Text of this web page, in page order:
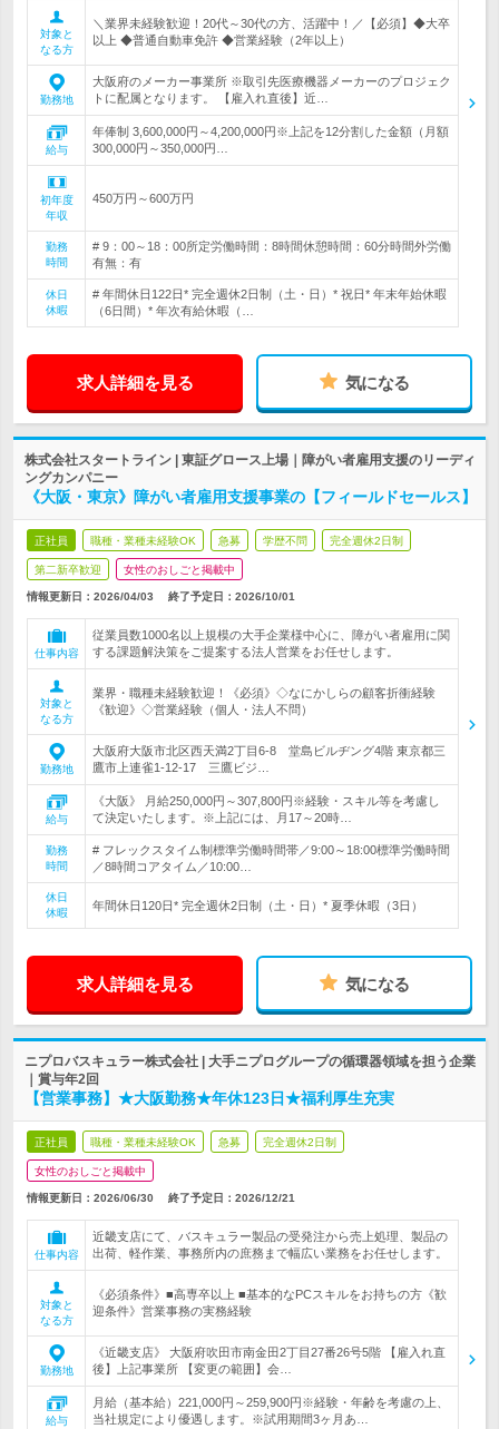
対象と
なる方
＼業界未経験歓迎！20代～30代の方、活躍中！／【必須】◆大卒
以上 ◆普通自動車免許 ◆営業経験（2年以上）
勤務地
大阪府のメーカー事業所 ※取引先医療機器メーカーのプロジェク
トに配属となります。 【雇入れ直後】近…
給与
年俸制 3,600,000円～4,200,000円※上記を12分割した金額（月額
300,000円～350,000円…
初年度
年収
450万円～600万円
勤務
時間
# 9：00～18：00所定労働時間：8時間休憩時間：60分時間外労働
有無：有
休日
休暇
# 年間休日122日* 完全週休2日制（土・日）* 祝日* 年末年始休暇
（6日間）* 年次有給休暇（…
求人詳細を見る 気になる
株式会社スタートライン | 東証グロース上場｜障がい者雇用支援のリーディ
ングカンパニー
《大阪・東京》障がい者雇用支援事業の【フィールドセールス】
正社員 職種・業種未経験OK 急募 学歴不問 完全週休2日制
第二新卒歓迎 女性のおしごと掲載中
情報更新日：2026/04/03 終了予定日： 2026/10/01
仕事内容
従業員数1000名以上規模の大手企業様中心に、障がい者雇用に関
する課題解決策をご提案する法人営業をお任せします。
対象と
なる方
業界・職種未経験歓迎！《必須》◇なにかしらの顧客折衝経験
《歓迎》◇営業経験（個人・法人不問）
勤務地
大阪府大阪市北区西天満2丁目6-8 堂島ビルヂング4階 東京都三
鷹市上連雀1-12-17 三鷹ビジ…
給与
《大阪》 月給250,000円～307,800円※経験・スキル等を考慮し
て決定いたします。※上記には、月17～20時…
勤務
時間
# フレックスタイム制標準労働時間帯／9:00～18:00標準労働時間
／8時間コアタイム／10:00…
休日
休暇
年間休日120日* 完全週休2日制（土・日）* 夏季休暇（3日）
求人詳細を見る 気になる
ニプロバスキュラー株式会社 | 大手ニプログループの循環器領域を担う企業
｜賞与年2回
【営業事務】★大阪勤務★年休123日★福利厚生充実
正社員 職種・業種未経験OK 急募 完全週休2日制
女性のおしごと掲載中
情報更新日：2026/06/30 終了予定日： 2026/12/21
仕事内容
近畿支店にて、バスキュラー製品の受発注から売上処理、製品の
出荷、軽作業、事務所内の庶務まで幅広い業務をお任せします。
対象と
なる方
《必須条件》■高専卒以上 ■基本的なPCスキルをお持ちの方《歓
迎条件》営業事務の実務経験
勤務地
《近畿支店》 大阪府吹田市南金田2丁目27番26号5階 【雇入れ直
後】上記事業所 【変更の範囲】会…
給与
月給（基本給）221,000円～259,900円※経験・年齢を考慮の上、
当社規定により優遇します。※試用期間3ヶ月あ…